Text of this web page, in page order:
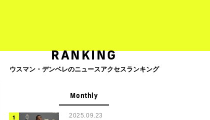
RANKING
ウスマン・デンベレのニュースアクセスランキング
Monthly
2025.09.23